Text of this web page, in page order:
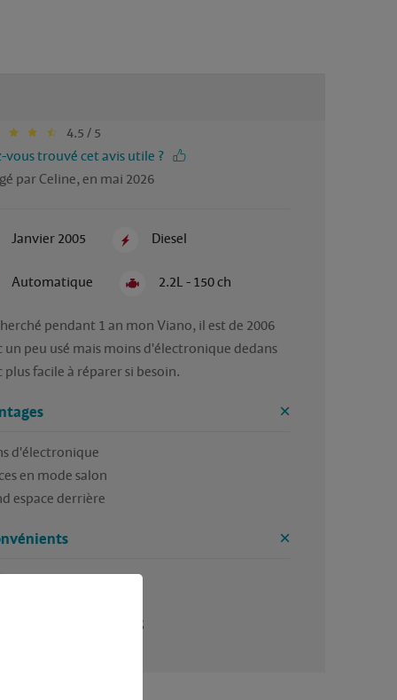
4.5 / 5
vous trouvé cet avis utile ?
par Celine, en mai 2026
Janvier 2005 Diesel
Automatique 2.2L - 150 ch
pendant 1 an mon Viano, il est de 2006
un peu usé mais moins d'électronique dedans
plus facile à réparer si besoin.
d'électronique
en mode salon
espace derrière
il est de 2006
arrières sont HS